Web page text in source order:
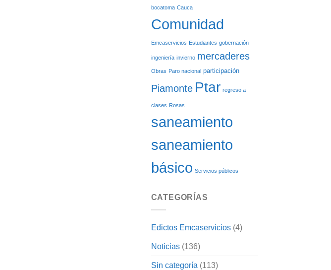
bocatoma Cauca
Comunidad
Emcaservicios Estudiantes gobernación
ingeniería invierno mercaderes
Obras Paro nacional participación
Piamonte Ptar regreso a
clases Rosas
saneamiento
saneamiento
básico Servicios públicos
CATEGORÍAS
Edictos Emcaservicios(4)
Noticias(136)
Sin categoría (113)